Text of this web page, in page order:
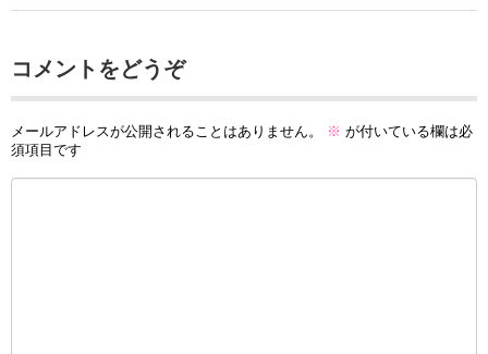
コメントをどうぞ
メールアドレスが公開されることはありません。 ※ が付いている欄は必
須項目です